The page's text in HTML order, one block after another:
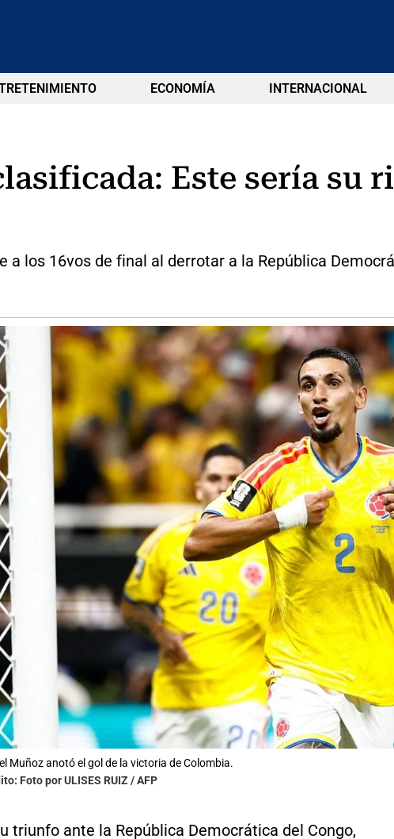
ECONOMÍA INTERNACIONAL
Este sería su
a los 16vos de final al derrotar a la República
Muñoz anotó el gol de la victoria de Colombia.
Foto por ULISES RUIZ / AFP
triunfo ante la República Democrática del Congo,